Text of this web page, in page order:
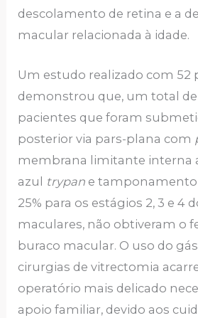
descolamento de retina e a
macular relacionada à idade.
Um estudo realizado com 52
demonstrou que, um total de
pacientes que foram
posterior via pars-plana com
membrana limitante interna
azul trypan e tamponamento
25% para os estágios 2, 3 e 4
maculares, não obtiveram o
buraco macular. O uso do
cirurgias de vitrectomia
operatório mais delicado
apoio familiar, devido aos